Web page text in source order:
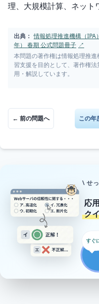
理、大規模計算、ネット
出典： 情報処理推進機構（
年） 春期 公式問題冊子 ↗
本問題の著作権は情報処理推
習支援を目的として、著作権
用・解説しています。
← 前の問題へ この年
\ せ
応
ク
すぐ